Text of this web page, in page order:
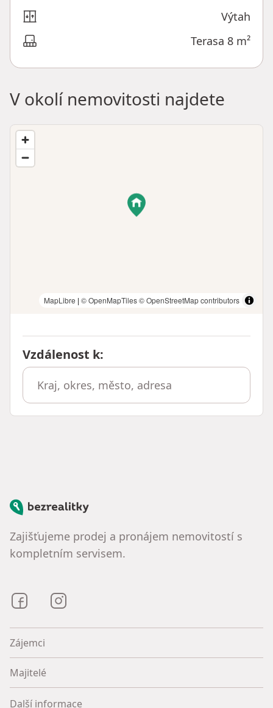
Výtah
Terasa 8 m²
V okolí nemovitosti najdete
MapLibre | © OpenMapTiles© OpenStreetMap contributors
Vzdálenost k:
Bezrealitky
Zajišťujeme prodej a pronájem nemovitostí s
kompletním servisem.
Bezrealitky na Facebooku
Zájemci
Majitelé
Další informace